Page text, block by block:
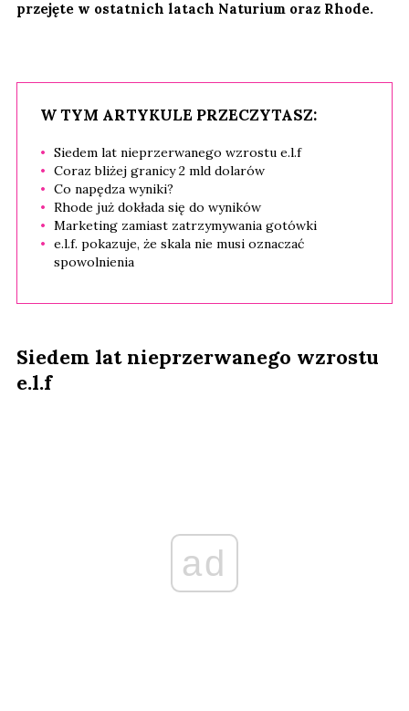
przejęte w ostatnich latach Naturium oraz Rhode.
W TYM ARTYKULE PRZECZYTASZ:
Siedem lat nieprzerwanego wzrostu e.l.f
Coraz bliżej granicy 2 mld dolarów
Co napędza wyniki?
Rhode już dokłada się do wyników
Marketing zamiast zatrzymywania gotówki
e.l.f. pokazuje, że skala nie musi oznaczać
spowolnienia
Siedem lat nieprzerwanego wzrostu
e.l.f
ad